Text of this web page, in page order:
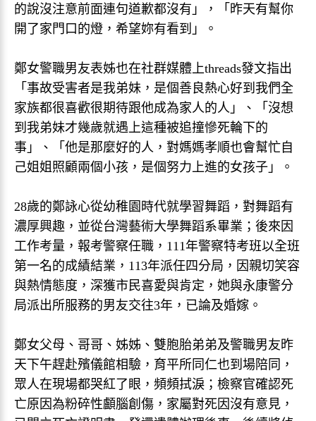
的說沒注意前面連句道歉都沒有」，「昨天有幫你
開了家門口的燈，希望妳有看到」。
鄭女警職男友表姊也在社群媒體上threads發文指出
「事故受害者是我弟妹，是個善良熱心好到我們全
家族都很喜歡很期待跟他成為家人的人」、「沒想
到我弟妹才幾歲就遇上這種被追撞慘死輪下的
事」、「他是那麼好的人，對媽媽孝順也會幫忙自
己姐姐照顧兩個小孩，是個努力上進的女孩子」。
28歲的鄭詠心從幼稚園時代就學習舞蹈，對舞蹈有
濃厚興趣，並從台灣藝術大學舞蹈系畢業；後來因
工作考量，報考警察任職，111年警察特考班以全班
第一名的成績結業，113年派任四分局，因親切笑容
與熱情態度，深獲市民喜愛與肯定，她與永康警分
局派出所服務的男友交往3年，已論及婚嫁。
鄭女父母、哥哥、姊姊、雙胞胎弟弟及警職男友昨
天下午趕赴殯儀館相驗，育平所同仁也到場陪同，
眾人在現場都哭紅了眼，頻頻拭淚；檢察官確認死
亡原因為粉碎性顱腦創傷，家屬對死因沒有意見，